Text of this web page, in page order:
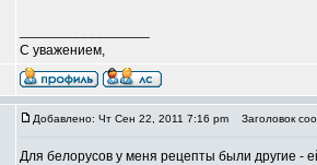
С уважением,
Добавлено: Чт Сен 22, 2011 7:16 pm Заголовок
Для белорусов у меня рецепты были другие -